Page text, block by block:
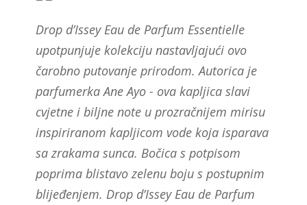
Drop d’Issey Eau de Parfum Essentielle
upotpunjuje kolekciju nastavljajući ovo
čarobno putovanje prirodom. Autorica je
parfumerka Ane Ayo - ova kapljica slavi
cvjetne i biljne note u prozračnijem mirisu
inspiriranom kapljicom vode koja isparava
sa zrakama sunca. Bočica s potpisom
poprima blistavo zelenu boju s postupnim
blijeđenjem. Drop d’Issey Eau de Parfum